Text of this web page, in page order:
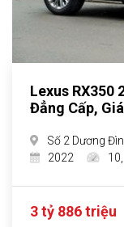
Lexus RX350
Đẳng Cấp,
Số 2 Dương
2022
3 tỷ 886 triệu